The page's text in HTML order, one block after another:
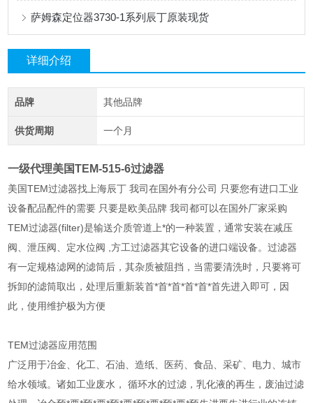
萨姆森定位器3730-1系列辰丁原装现货
详细介绍
品牌 其他品牌
供货周期 一个月
一级代理美国TEM-515-6过滤器
美国TEM过滤器找上海辰丁 我司在国外有分公司 只要您有进口工业
设备配品配件的需要 只要是欧美品牌 我司都可以在国外厂家采购
TEM过滤器(filter)是输送介质管道上*的一种装置，通常安装在减压
阀、泄压阀、定水位阀 ,方工过滤器其它设备的进口端设备。过滤器
有一定规格滤网的滤筒后，其杂质被阻挡，当需要清洗时，只要将可
拆卸的滤筒取出，处理后重新装首*首*首*首*首*首先进入即可，因
此，使用维护极为方便
TEM过滤器应用范围
广泛用于冶金、化工、石油、造纸、医药、食品、采矿、电力、城市
给水领域。诸如工业废水， 循环水的过滤，乳化液的再生，废油过滤